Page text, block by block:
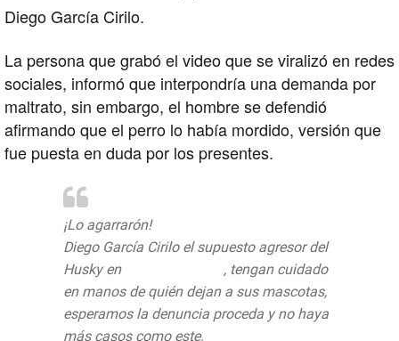
Diego García Cirilo.
La persona que grabó el video que se viralizó en redes
sociales, informó que interpondría una demanda por
maltrato, sin embargo, el hombre se defendió
afirmando que el perro lo había mordido, versión que
fue puesta en duda por los presentes.
¡Lo agarrarón!
Diego García Cirilo el supuesto agresor del
Husky en
, tengan cuidado
en manos de quién dejan a sus mascotas,
esperamos la denuncia proceda y no haya
más casos como este.